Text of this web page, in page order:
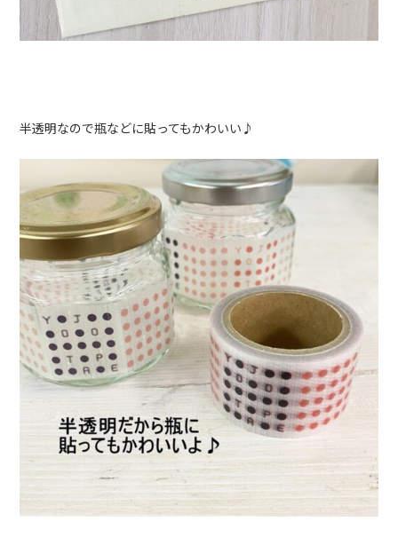
半透明なので瓶などに貼ってもかわいい♪